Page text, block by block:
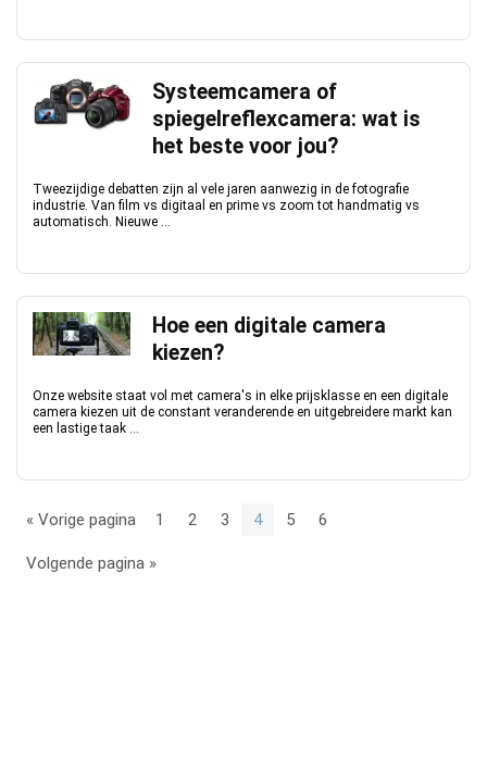
Systeemcamera of
spiegelreflexcamera: wat is
het beste voor jou?
Tweezijdige debatten zijn al vele jaren aanwezig in de fotografie
industrie. Van film vs digitaal en prime vs zoom tot handmatig vs
automatisch. Nieuwe ...
Hoe een digitale camera
kiezen?
Onze website staat vol met camera's in elke prijsklasse en een digitale
camera kiezen uit de constant veranderende en uitgebreidere markt kan
een lastige taak ...
« Vorige pagina 1 2 3 4 5 6
Volgende pagina »